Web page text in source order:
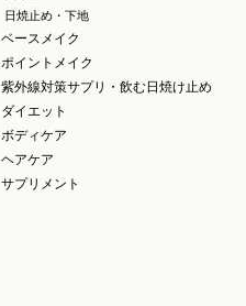
日焼止め・下地
ベースメイク
ポイントメイク
紫外線対策サプリ・飲む日焼け止め
ダイエット
ボディケア
ヘアケア
サプリメント